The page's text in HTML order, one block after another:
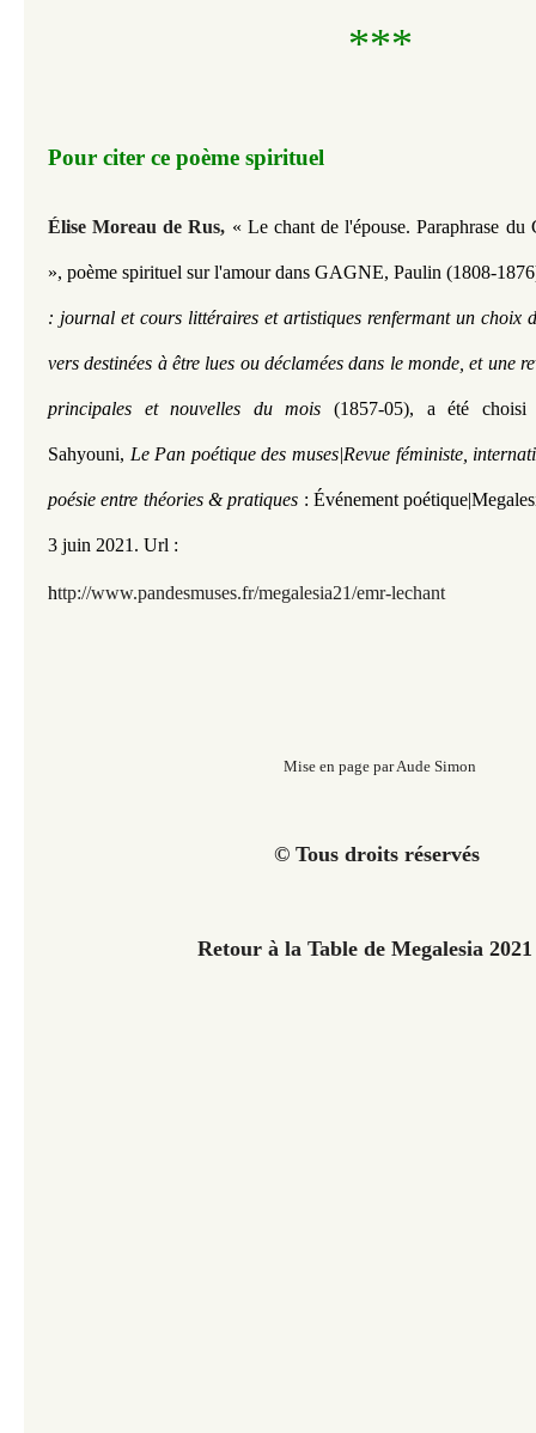
***
Pour citer ce poème spirituel
Élise Moreau de Rus, « Le chant de l'épouse. Paraphrase du
», poème spirituel sur l'amour dans GAGNE, Paulin (1808-
: journal et cours littéraires et artistiques renfermant un choix
vers destinées à être lues ou déclamées dans le monde, et une
principales et nouvelles du mois (1857-05), a été
Sahyouni, Le Pan poétique des muses|Revue féministe,
poésie entre théories & pratiques : Événement
3 juin 2021. Url :
http://www.pandesmuses.fr/megalesia21/emr-lechant
Mise en page par Aude Simon
© Tous droits réservés
Retour à la Table de Megalesia